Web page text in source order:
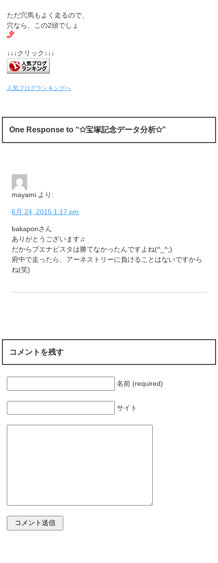
ただ穴馬もよく走るので、
穴なら、この2頭でしょ
↓↓↓クリック↓↓↓
人気ブログランキングへ
One Response to “✩宝塚記念データ分析✩”
mayami より:
6月 24, 2015 1:17 pm
bakaponさん
ありがとうございます♫
だからブエナビスタは勝てなかったんですよね(^_^;)
府中で走ったら、アーネストリーに負けることはないですから
ね(笑)
コメントを残す
名前 (required)
サイト